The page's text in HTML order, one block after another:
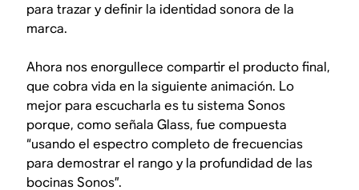
para trazar y definir la identidad sonora de la
marca.
Ahora nos enorgullece compartir el producto final,
que cobra vida en la siguiente animación. Lo
mejor para escucharla es tu sistema Sonos
porque, como señala Glass, fue compuesta
“usando el espectro completo de frecuencias
para demostrar el rango y la profundidad de las
bocinas Sonos”.